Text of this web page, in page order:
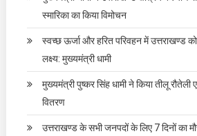
स्मारिका का किया विमोचन
स्वच्छ ऊर्जा और हरित परिवहन में उत्तराखण्ड
लक्ष्य: मुख्यमंत्री धामी
मुख्यमंत्री पुष्कर सिंह धामी ने किया तीलू रौतेली
वितरण
उत्तराखण्ड के सभी जनपदों के लिए 7 दिनों का